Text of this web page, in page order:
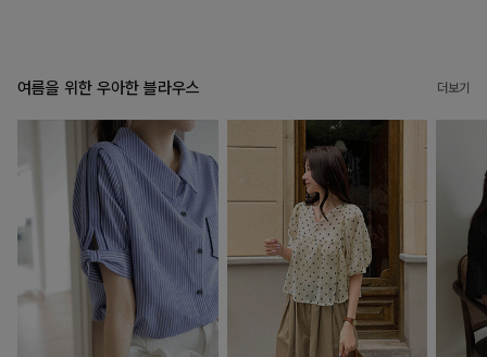
여름을 위한 우아한 블라우스 더보기